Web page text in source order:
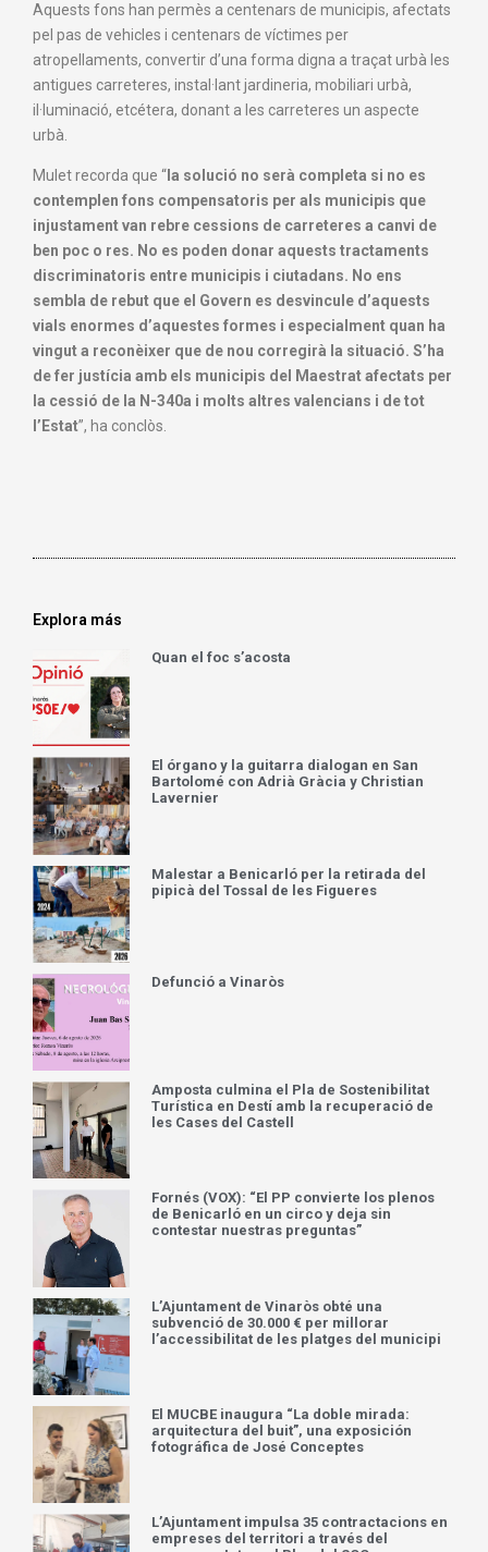
Aquests fons han permès a centenars de municipis, afectats
pel pas de vehicles i centenars de víctimes per
atropellaments, convertir d’una forma digna a traçat urbà les
antigues carreteres, instal·lant jardineria, mobiliari urbà,
il·luminació, etcétera, donant a les carreteres un aspecte
urbà.
Mulet recorda que “ a solució no serà completa si no es
contemplen fons compensatoris per als municipis que
injustament van rebre cessions de carreteres a canvi de
ben poc o res. No es poden donar aquests tractaments
discriminatoris entre municipis i ciutadans. No ens
sembla de rebut que el Govern es desvincule d’aquests
vials enormes d’aquestes formes i especialment quan ha
vingut a reconèixer que de nou corregirà la situació. S’ha
de fer justícia amb els municipis del Maestrat afectats per
la cessió de la N-340a i molts altres valencians i de tot
l’Estat”, ha conclòs.
Explora más
Quan el foc s’acosta
El órgano y la guitarra dialogan en San
Bartolomé con Adrià Gràcia y Christian
Lavernier
Malestar a Benicarló per la retirada del
pipicà del Tossal de les Figueres
Defunció a Vinaròs
Amposta culmina el Pla de Sostenibilitat
Turística en Destí amb la recuperació de
les Cases del Castell
Fornés (VOX): “El PP convierte los plenos
de Benicarló en un circo y deja sin
contestar nuestras preguntas”
L’Ajuntament de Vinaròs obté una
subvenció de 30.000 € per millorar
l’accessibilitat de les platges del municipi
El MUCBE inaugura “La doble mirada:
arquitectura del buit”, una exposición
fotográfica de José Conceptes
L’Ajuntament impulsa 35 contractacions en
empreses del territori a través del